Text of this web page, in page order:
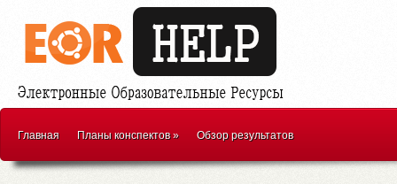
Главная Планы конспектов» Обзор результатов